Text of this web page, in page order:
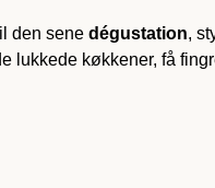
den sene dégustation,
lukkede køkkener, få